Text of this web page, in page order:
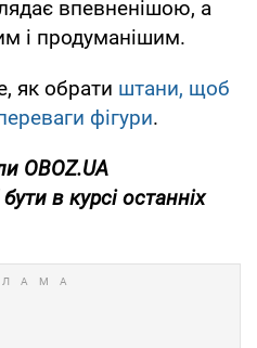
впевненішою, а
і продуманішим.
як обрати штани, щоб
фігури.
OBOZ.UA
в курсі останніх